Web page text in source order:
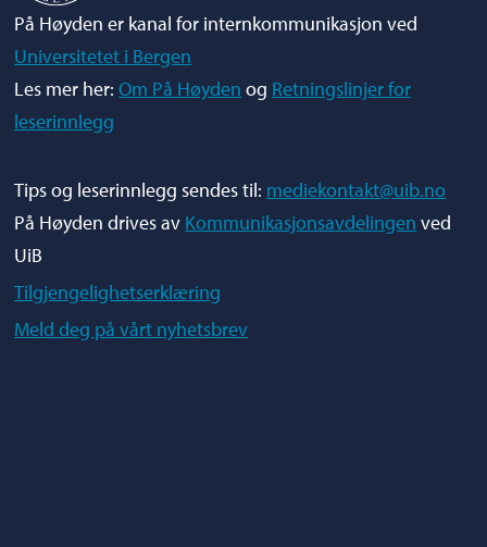
På Høyden er kanal for internkommunikasjon ved
Universitetet i Bergen
Les mer her:Om På Høyden og Retningslinjer for
leserinnlegg
Tips og leserinnlegg sendes til: mediekontakt@uib.no
På Høyden drives av Kommunikasjonsavdelingen ved
UiB
Tilgjengelighetserklæring
Meld deg på vårt nyhetsbrev